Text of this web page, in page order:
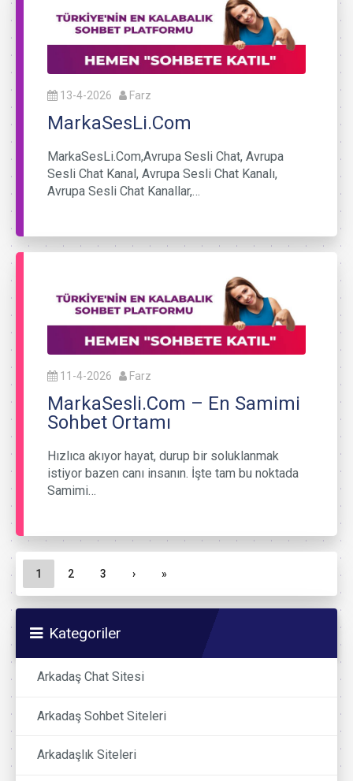
13-4-2026 Farz
MarkaSesLi.Com
MarkaSesLi.Com,Avrupa Sesli Chat, Avrupa
Sesli Chat Kanal, Avrupa Sesli Chat Kanalı,
Avrupa Sesli Chat Kanallar,…
11-4-2026 Farz
MarkaSesli.Com – En Samimi
Sohbet Ortamı
Hızlıca akıyor hayat, durup bir soluklanmak
istiyor bazen canı insanın. İşte tam bu noktada
Samimi…
Sayfa gezinme
Geçerli Sayfa
1 Sayfa
2 Sayfa
3 › »
Kategoriler
Arkadaş Chat Sitesi
Arkadaş Sohbet Siteleri
Arkadaşlık Siteleri